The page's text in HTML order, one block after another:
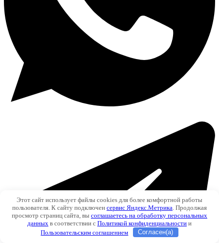
Этот сайт использует файлы cookies для более комфортной работы
пользователя. К сайту подключен сервис Яндекс.Метрика . Продолжая
просмотр страниц сайта, вы соглашаетесь на обработку персональных
данных в соответствии с Политикой конфиденциальности и
Пользовательским соглашением
Согласен(а)